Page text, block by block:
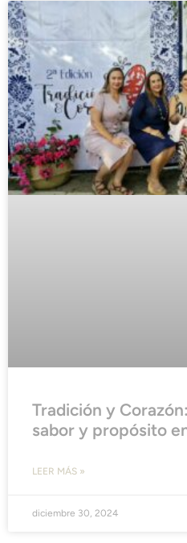
Tradición y
sabor y propósito
LEER MÁS »
diciembre 30, 2024